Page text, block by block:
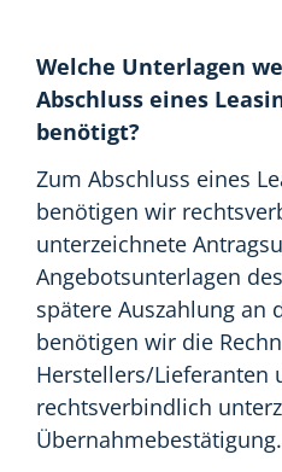
Welche Unterlagen
Abschluss eines
benötigt?
Zum Abschluss eines
benötigen wir
unterzeichnete
Angebotsunterlagen
spätere Auszahlung an
benötigen wir die
Herstellers/Lieferanten
rechtsverbindlich
Übernahmebestätigung.